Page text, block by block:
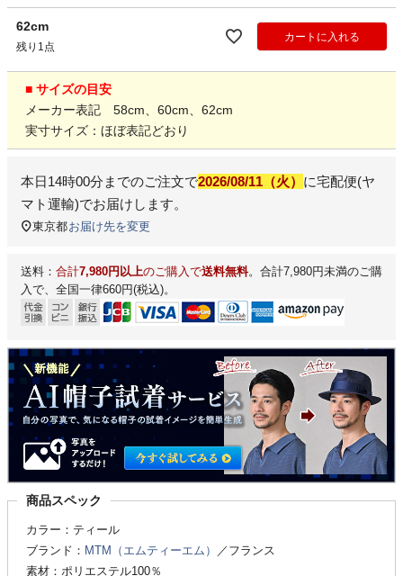
62cm
残り1点
カートに入れる
■ サイズの目安
メーカー表記 58cm、60cm、62cm
実寸サイズ：ほぼ表記どおり
本日14時00分 までのご注文で2026/08/11（火） に宅配便(ヤ
マト運輸)でお届けします。
東京都お届け先を変更
送料： 合計7,980円以上のご購入で送料無料。合計7,980円未満のご購
入で、全国一律660円(税込)。
商品スペック
カラー：ティール
ブランド： MTM（エムティーエム）
／フランス
素材：ポリエステル100％